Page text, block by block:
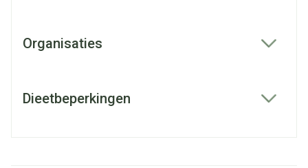
Organisaties
Dieetbeperkingen